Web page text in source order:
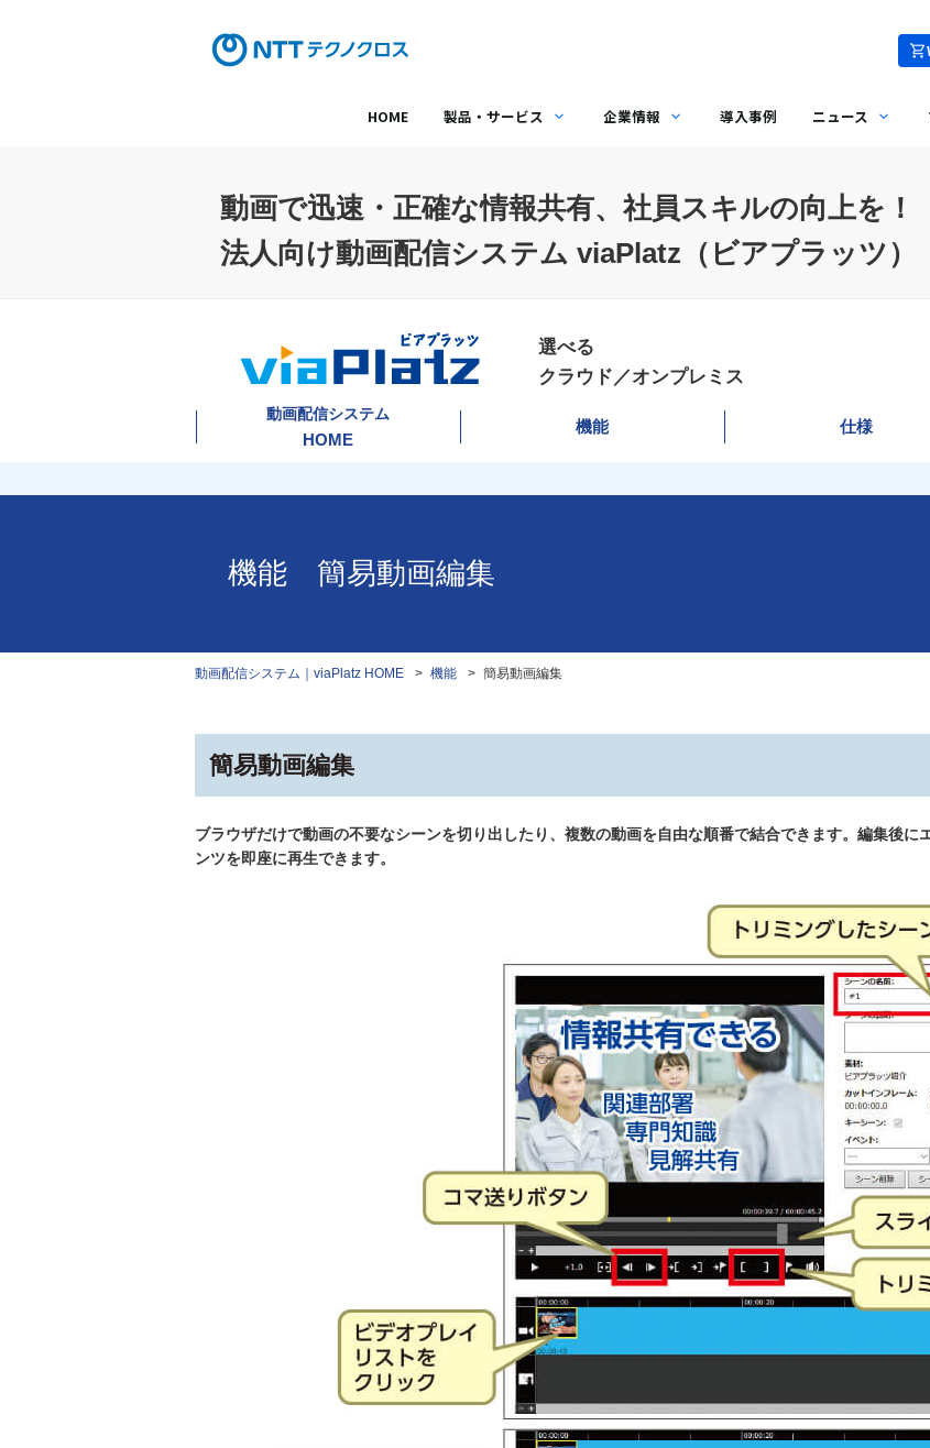
HOME 製品・サービス 企業情報 導入事例 ニュース
動画で迅速・正確な情報共有、社員スキルの向上を！
法人向け動画配信システム viaPlatz（ビアプラッツ）
選べる
クラウド／オンプレミス
動画配信システム
HOME
機能 仕様
機能 簡易動画編集
動画配信システム｜viaPlatz HOME 機能 簡易動画編集
簡易動画編集
ブラウザだけで動画の不要なシーンを切り出したり、複数の動画を自由な順番で結合できます。編集後
ンツを即座に再生できます。